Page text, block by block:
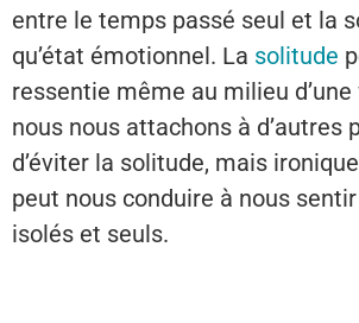
entre le temps passé seul et la
qu’état émotionnel. La solitude
ressentie même au milieu
nous nous attachons à d’autres
d’éviter la solitude, mais
peut nous conduire à nous
isolés et seuls.